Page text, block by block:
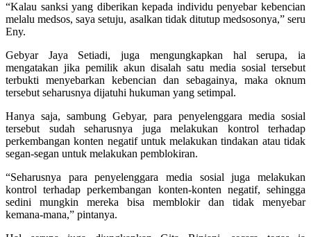
“Kalau sanksi yang diberikan kepada individu penyebar kebencian
melalu medsos, saya setuju, asalkan tidak ditutup medsosonya,” seru
Eny.
Gebyar Jaya Setiadi, juga mengungkapkan hal serupa, ia
mengatakan jika pemilik akun disalah satu media sosial tersebut
terbukti menyebarkan kebencian dan sebagainya, maka oknum
tersebut seharusnya dijatuhi hukuman yang setimpal.
Hanya saja, sambung Gebyar, para penyelenggara media sosial
tersebut sudah seharusnya juga melakukan kontrol terhadap
perkembangan konten negatif untuk melakukan tindakan atau tidak
segan-segan untuk melakukan pemblokiran.
“Seharusnya para penyelenggara media sosial juga melakukan
kontrol terhadap perkembangan konten-konten negatif, sehingga
sedini mungkin mereka bisa memblokir dan tidak menyebar
kemana-mana,” pintanya.